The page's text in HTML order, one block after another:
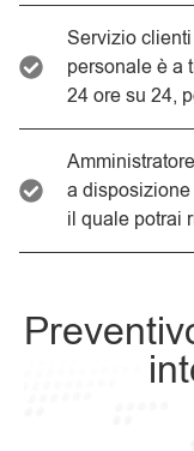
Servizio
personale è a
24 ore su 24,
a
il quale potrai